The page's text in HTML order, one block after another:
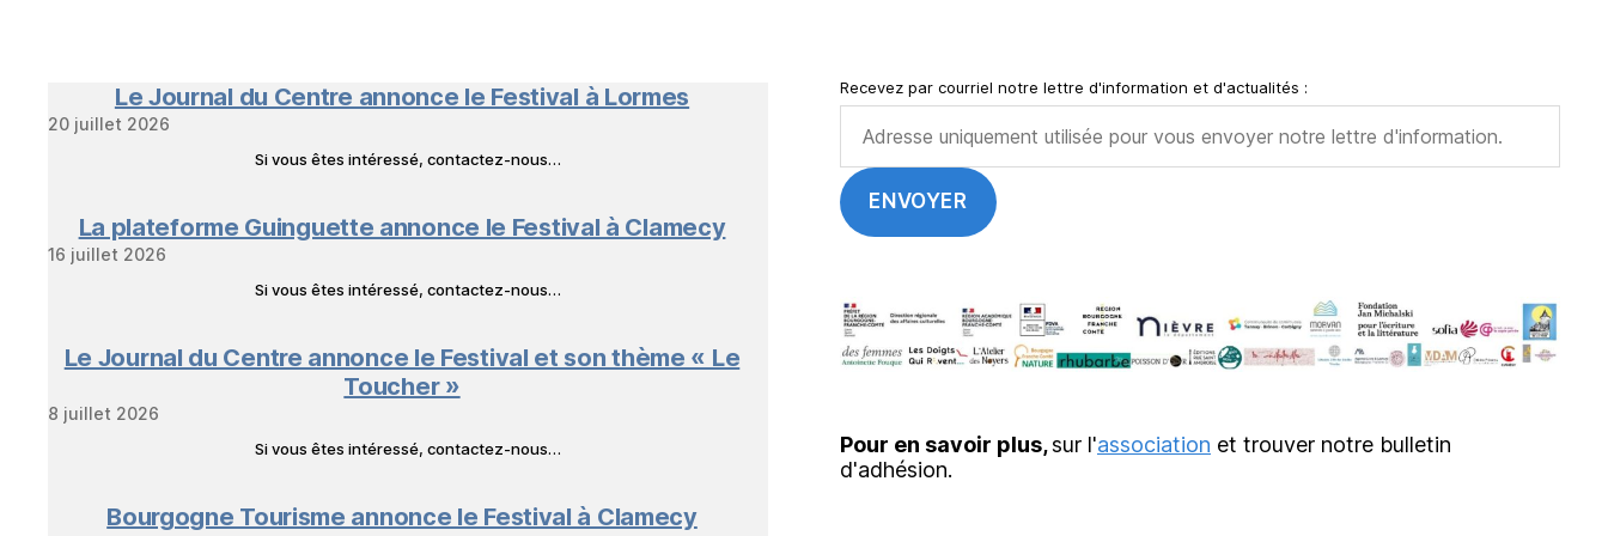
Le Journal du Centre annonce le Festival à Lormes
20 juillet 2026
Si vous êtes intéressé, contactez-nous…
La plateforme Guinguette annonce le Festival à Clamecy
16 juillet 2026
Si vous êtes intéressé, contactez-nous…
Le Journal du Centre annonce le Festival et son thème « Le
Toucher »
8 juillet 2026
Si vous êtes intéressé, contactez-nous…
Bourgogne Tourisme annonce le Festival à Clamecy
Recevez par courriel notre lettre d'information et d'actualités :
Pour en savoir plus,sur l'association et trouver notre bulletin
d'adhésion.